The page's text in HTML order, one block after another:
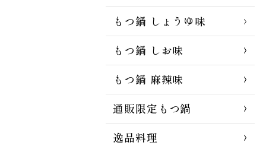
もつ鍋 しょうゆ味
もつ鍋 しお味
もつ鍋 麻辣味
通販限定もつ鍋
逸品料理